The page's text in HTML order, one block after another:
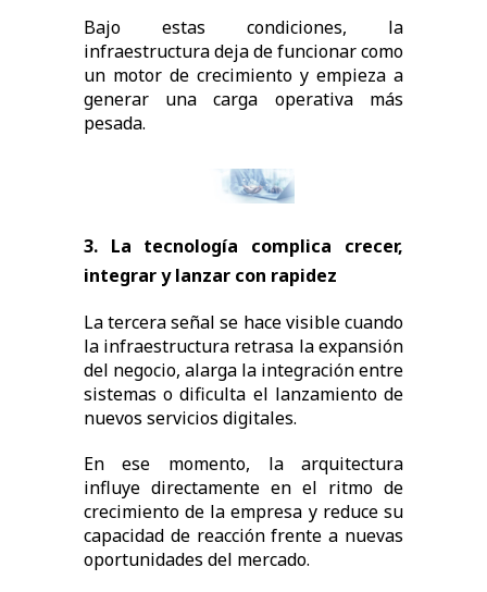
Bajo estas condiciones, la
infraestructura deja de funcionar como
un motor de crecimiento y empieza a
generar una carga operativa más
pesada.
3. La tecnología complica crecer,
integrar y lanzar con rapidez
La tercera señal se hace visible cuando
la infraestructura retrasa la expansión
del negocio, alarga la integración entre
sistemas o dificulta el lanzamiento de
nuevos servicios digitales.
En ese momento, la arquitectura
influye directamente en el ritmo de
crecimiento de la empresa y reduce su
capacidad de reacción frente a nuevas
oportunidades del mercado.